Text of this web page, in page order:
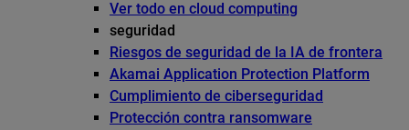
Ver todo en cloud computing
seguridad
Riesgos de seguridad de la IA de frontera
Akamai Application Protection Platform
Cumplimiento de ciberseguridad
Protección contra ransomware